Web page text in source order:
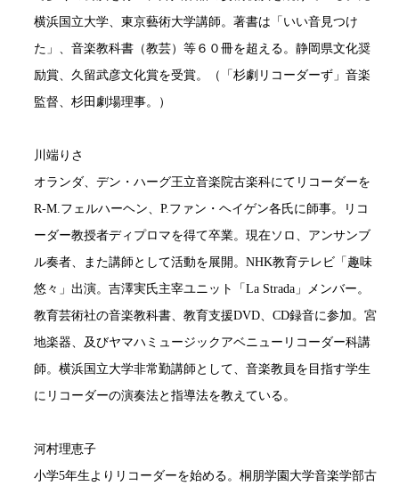
横浜国立大学、東京藝術大学講師。著書は「いい音見つけ
た」、音楽教科書（教芸）等６０冊を超える。静岡県文化奨
励賞、久留武彦文化賞を受賞。（「杉劇リコーダーず」音楽
監督、杉田劇場理事。）
川端りさ
オランダ、デン・ハーグ王立音楽院古楽科にてリコーダーを
R-M.フェルハーヘン、P.ファン・ヘイゲン各氏に師事。リコ
ーダー教授者ディプロマを得て卒業。現在ソロ、アンサンブ
ル奏者、また講師として活動を展開。NHK教育テレビ「趣味
悠々」出演。吉澤実氏主宰ユニット「La Strada」メンバー。
教育芸術社の音楽教科書、教育支援DVD、CD録音に参加。宮
地楽器、及びヤマハミュージックアベニューリコーダー科講
師。横浜国立大学非常勤講師として、音楽教員を目指す学生
にリコーダーの演奏法と指導法を教えている。
河村理恵子
小学5年生よりリコーダーを始める。桐朋学園大学音楽学部古